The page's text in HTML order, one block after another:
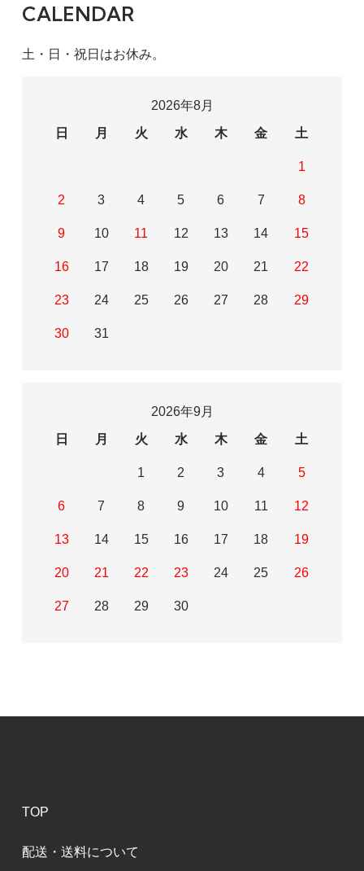
CALENDAR
土・日・祝日はお休み。
2026年8月
日
月 火 水 木 金 土
1
2 3 4 5 6 7 8
9 10 11 12 13 14 15
16 17 18 19 20 21 22
23 24 25 26 27 28 29
30 31
2026年9月
日
月 火 水 木 金 土
1 2 3 4 5
6 7 8 9 10 11 12
13 14 15 16 17 18 19
20 21 22 23 24 25 26
27 28 29 30
TOP
配送・送料について